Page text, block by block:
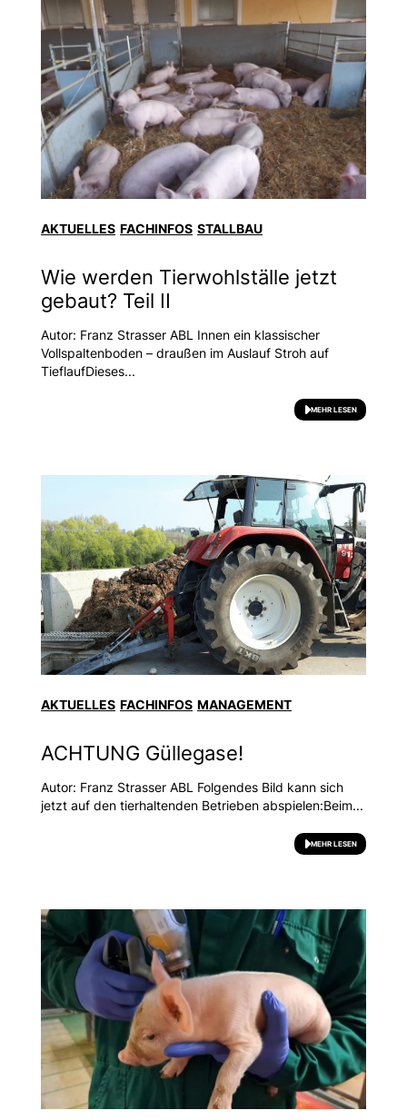
AKTUELLES FACHINFOS STALLBAU
Wie werden Tierwohlställe jetzt
gebaut? Teil II
Autor: Franz Strasser ABL Innen ein klassischer
Vollspaltenboden – draußen im Auslauf Stroh auf
TieflaufDieses...
MEHR LESEN
AKTUELLES FACHINFOS MANAGEMENT
ACHTUNG Güllegase!
Autor: Franz Strasser ABL Folgendes Bild kann sich
jetzt auf den tierhaltenden Betrieben abspielen:Beim...
MEHR LESEN